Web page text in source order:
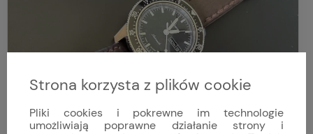
Strona korzysta z plików cookie
Pliki cookies i pokrewne im technologie
umożliwiają poprawne działanie strony i